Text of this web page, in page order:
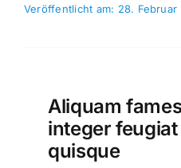
Veröffentlicht am: 28. Februar
Aliquam
integer
quisque